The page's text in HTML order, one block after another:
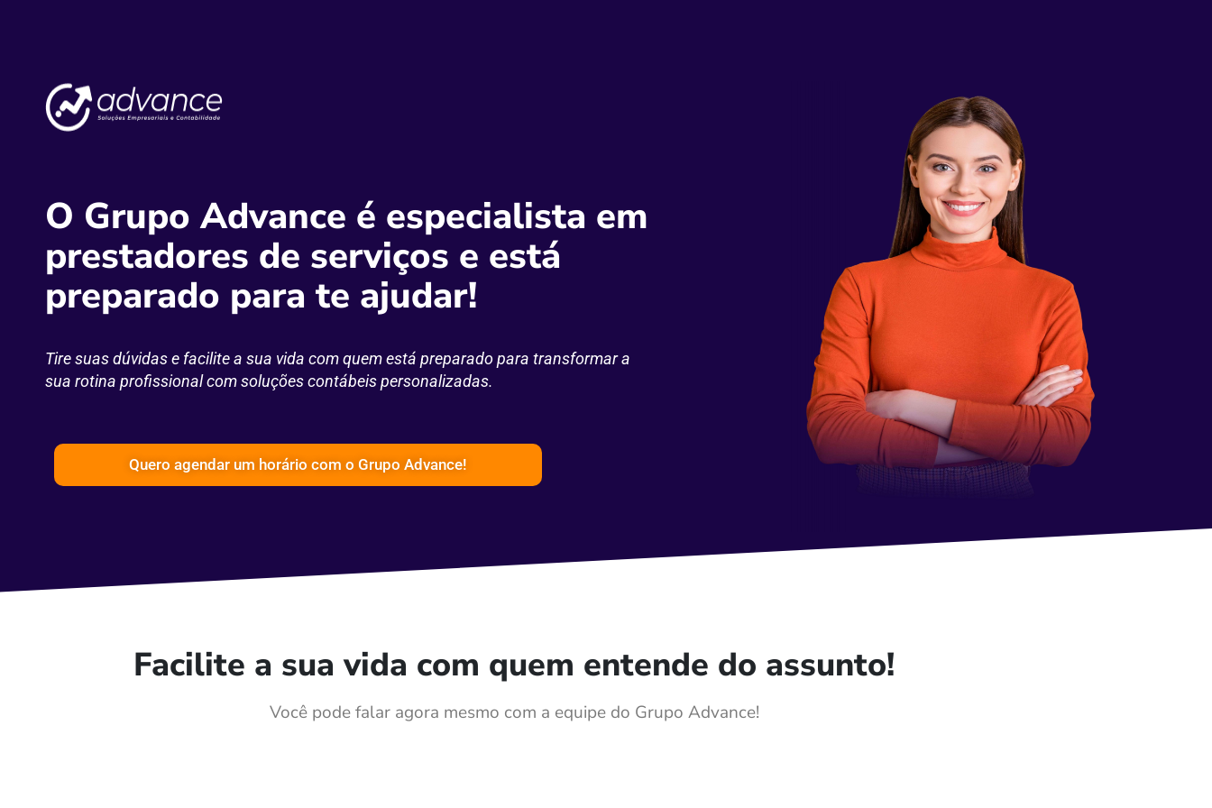
O Grupo Advance é especialista em
prestadores de serviços e está
preparado para te ajudar!
Tire suas dúvidas e facilite a sua vida com quem está preparado para transformar a
sua rotina profissional com soluções contábeis personalizadas.
Quero agendar um horário com o Grupo Advance!
Facilite a sua vida com quem entende do assunto!
Você pode falar agora mesmo com a equipe do Grupo Advance!